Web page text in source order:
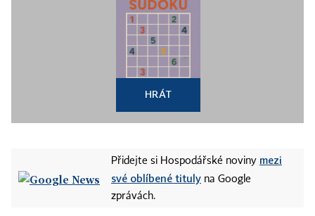
HRÁT
Přidejte si Hospodářské noviny mezi
své oblíbené tituly na Google
zprávách.